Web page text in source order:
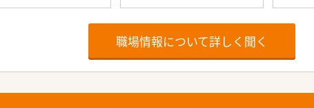
職場情報について詳しく聞く